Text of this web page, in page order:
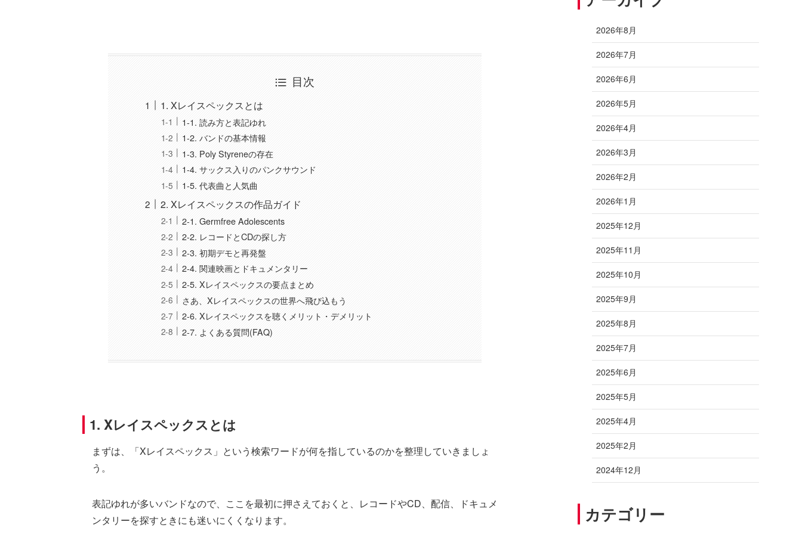
目次
1. Xレイスペックスとは
1-1. 読み方と表記ゆれ
1-2. バンドの基本情報
1-3. Poly Styreneの存在
1-4. サックス入りのパンクサウンド
1-5. 代表曲と人気曲
2. Xレイスペックスの作品ガイド
2-1. Germfree Adolescents
2-2. レコードとCDの探し方
2-3. 初期デモと再発盤
2-4. 関連映画とドキュメンタリー
2-5. Xレイスペックスの要点まとめ
さあ、Xレイスペックスの世界へ飛び込もう
2-6. Xレイスペックスを聴くメリット・デメリット
2-7. よくある質問(FAQ)
1. Xレイスペックスとは
まずは、「Xレイスペックス」という検索ワードが何を指しているのかを整理していきましょ
う。
表記ゆれが多いバンドなので、ここを最初に押さえておくと、レコードやCD、配信、ドキュメ
ンタリーを探すときにも迷いにくくなります。
2026年8月
2026年7月
2026年6月
2026年5月
2026年4月
2026年3月
2026年2月
2026年1月
2025年12月
2025年11月
2025年10月
2025年9月
2025年8月
2025年7月
2025年6月
2025年5月
2025年4月
2025年2月
2024年12月
カテゴリー